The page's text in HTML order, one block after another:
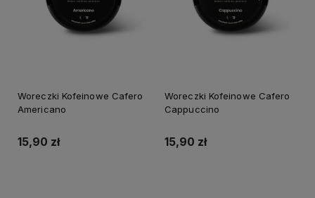
Woreczki Kofeinowe Cafero
Americano
15,90 zł
Woreczki Kofeinowe Cafero
Cappuccino
15,90 zł